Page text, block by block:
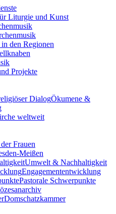
Liturgie und Kunst
den Regionen
Projekte
Ökumene &
weltweit
Frauen
Meißen
Umwelt & Nachhaltigkeit
Engagemententwicklung
Pastorale Schwerpunkte
Domschatzkammer